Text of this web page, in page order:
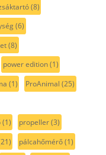
(8)
(6)
(8)
power edition(1)
(1) ProAnimal (25)
(1) propeller(3)
pálcahőmérő(1)